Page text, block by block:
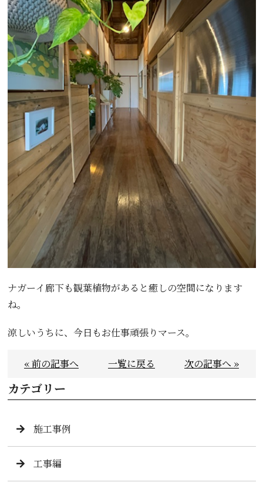
ナガーイ廊下も観葉植物があると癒しの空間になります
ね。
涼しいうちに、今日もお仕事頑張りマース。
« 前の記事へ 一覧に戻る 次の記事へ »
カテゴリー
施工事例
工事編